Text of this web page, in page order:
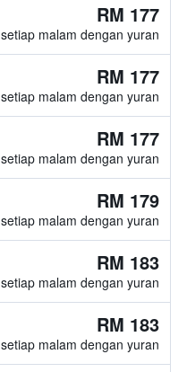
RM 177
setiap malam dengan yuran
RM 177
setiap malam dengan yuran
RM 177
setiap malam dengan yuran
RM 179
setiap malam dengan yuran
RM 183
setiap malam dengan yuran
RM 183
setiap malam dengan yuran